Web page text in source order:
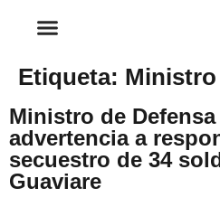
Etiqueta: Ministro
Ministro de
advertencia a
secuestro de 34
Guaviare